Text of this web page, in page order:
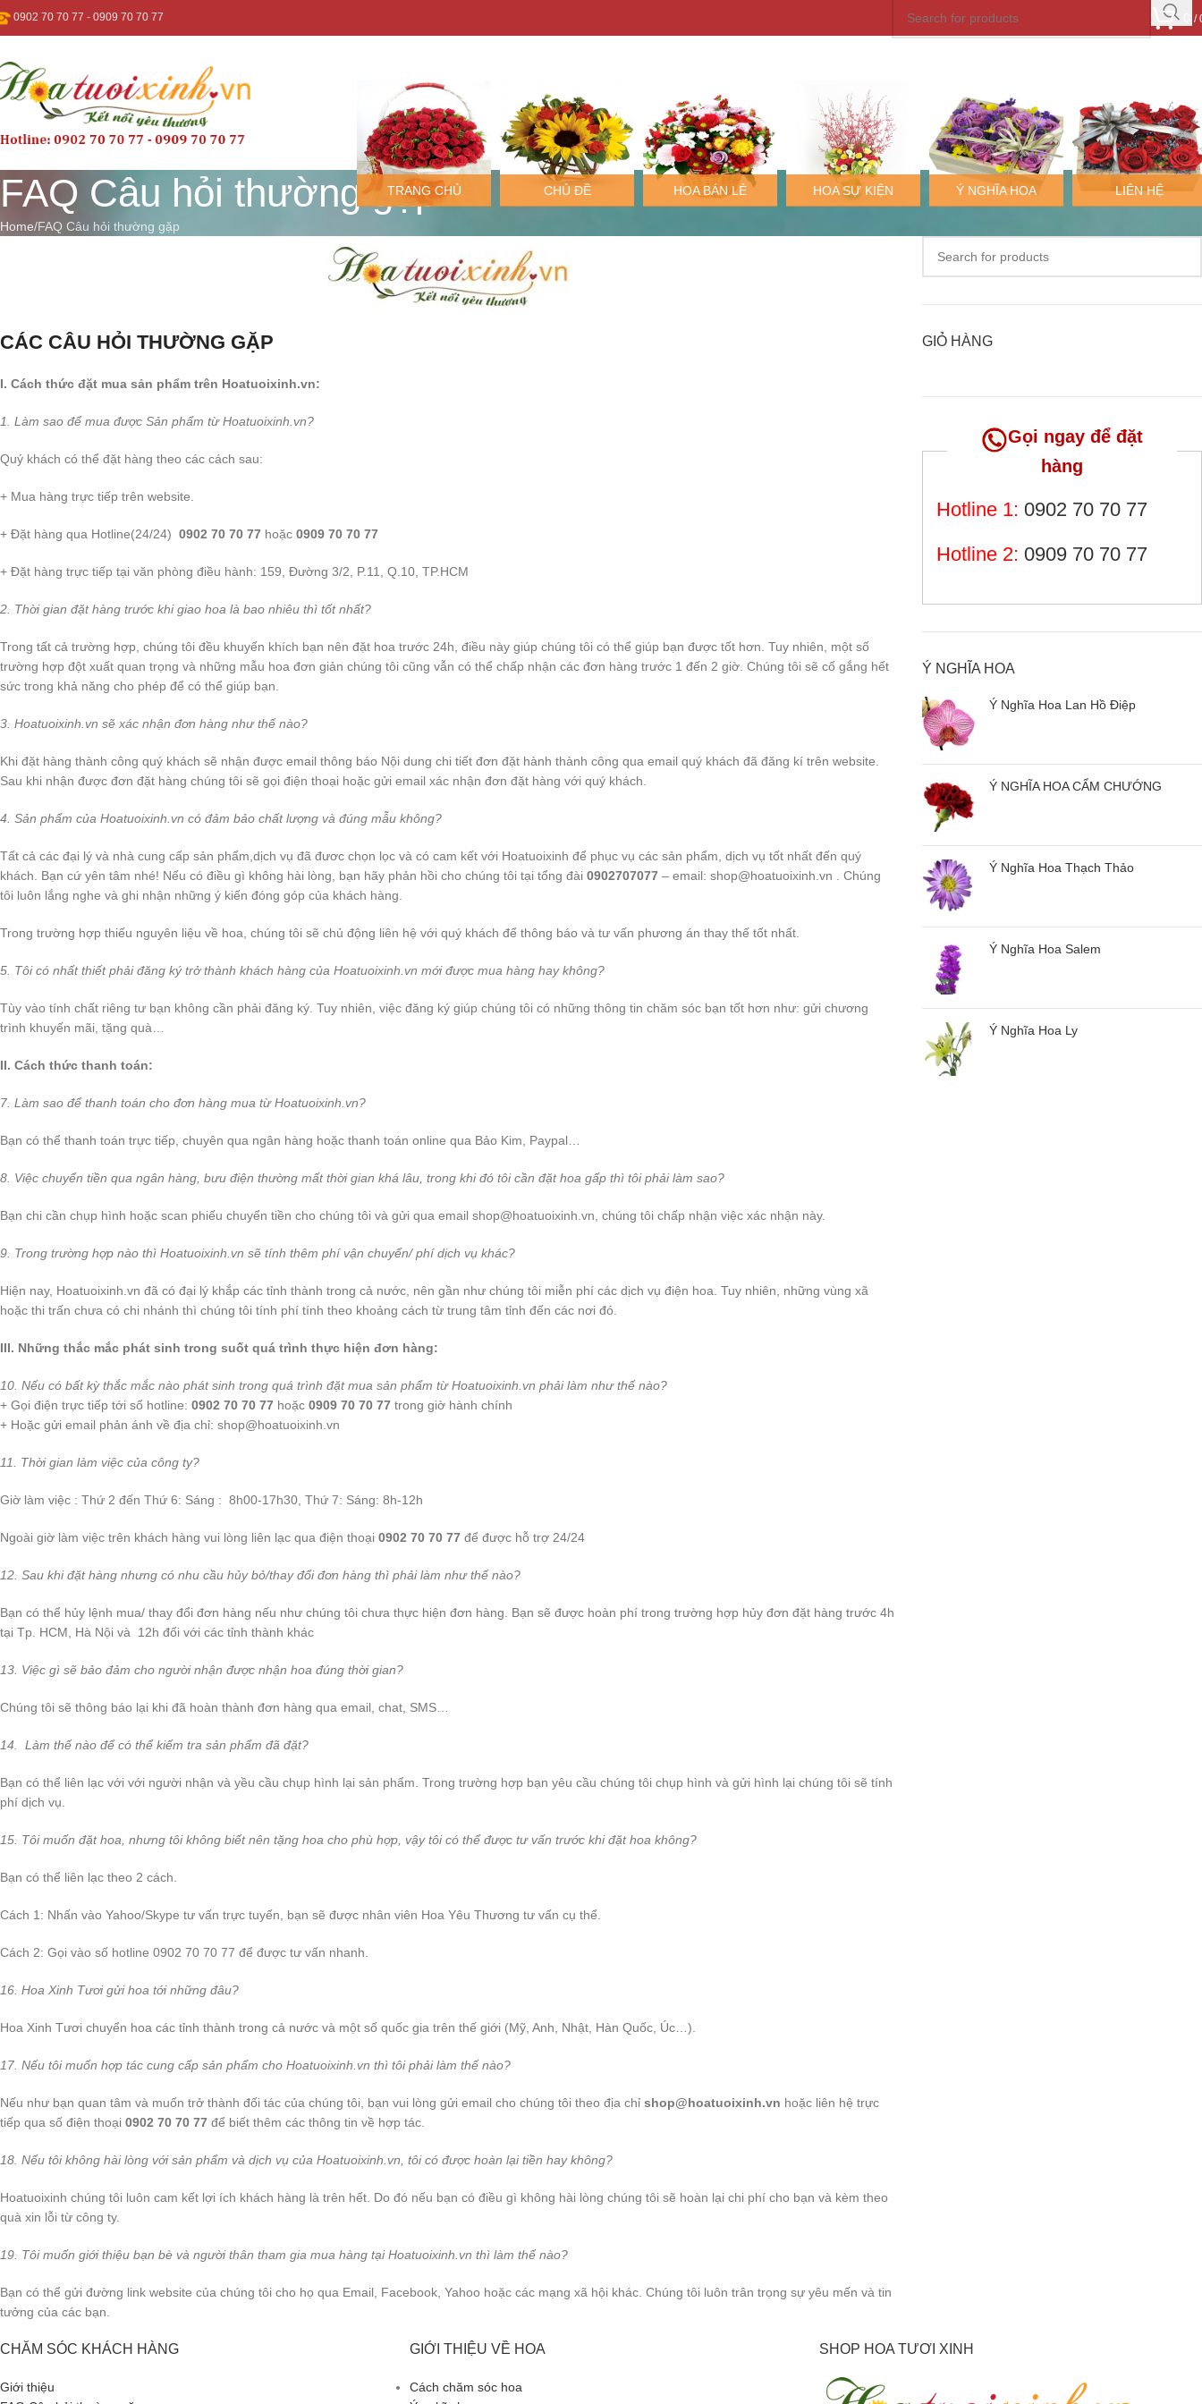
0902 70 70 77 - 0909 70 70 77 /
TRANG CHỦ CHỦ ĐỀ HOA BÁN LẺ HOA SỰ KIỆN Ý NGHĨA HOA LIÊN HỆ
FAQ Câu hỏi thường gặp
Home FAQ Câu hỏi thường gặp
CÁC CÂU HỎI THƯỜNG GẶP
I. Cách thức đặt mua sản phẩm trên Hoatuoixinh.vn:
1. Làm sao để mua được Sản phẩm từ Hoatuoixinh.vn?
Quý khách có thể đặt hàng theo các cách sau:
+ Mua hàng trực tiếp trên website.
+ Đặt hàng qua Hotline(24/24) 0902 70 70 77 hoặc 0909 70 70 77
+ Đặt hàng trực tiếp tại văn phòng điều hành: 159, Đường 3/2, P.11, Q.10, TP.HCM
2. Thời gian đặt hàng trước khi giao hoa là bao nhiêu thì tốt nhất?
Trong tất cả trường hợp, chúng tôi đều khuyến khích bạn nên đặt hoa trước 24h, điều này giúp chúng tôi có thể giúp bạn được tốt hơn. Tuy nhiên, một số
trường hợp đột xuất quan trọng và những mẫu hoa đơn giản chúng tôi cũng vẫn có thể chấp nhận các đơn hàng trước 1 đến 2 giờ. Chúng tôi sẽ cố gắng hết
sức trong khả năng cho phép để có thể giúp bạn.
3. Hoatuoixinh.vn sẽ xác nhận đơn hàng như thế nào?
Khi đặt hàng thành công quý khách sẽ nhận được email thông báo Nội dung chi tiết đơn đặt hành thành công qua email quý khách đã đăng kí trên website.
Sau khi nhận được đơn đặt hàng chúng tôi sẽ gọi điện thoại hoặc gửi email xác nhận đơn đặt hàng với quý khách.
4. Sản phẩm của Hoatuoixinh.vn có đảm bảo chất lượng và đúng mẫu không?
Tất cả các đại lý và nhà cung cấp sản phẩm,dịch vụ đã đươc chọn lọc và có cam kết với Hoatuoixinh để phục vụ các sản phẩm, dịch vụ tốt nhất đến quý
khách. Bạn cứ yên tâm nhé! Nếu có điều gì không hài lòng, bạn hãy phản hồi cho chúng tôi tại tổng đài 0902707077 – email: shop@hoatuoixinh.vn . Chúng
tôi luôn lắng nghe và ghi nhận những ý kiến đóng góp của khách hàng.
Trong trường hợp thiếu nguyên liệu về hoa, chúng tôi sẽ chủ động liên hệ với quý khách để thông báo và tư vấn phương án thay thế tốt nhất.
5. Tôi có nhất thiết phải đăng ký trở thành khách hàng của Hoatuoixinh.vn mới được mua hàng hay không?
Tùy vào tính chất riêng tư bạn không cần phải đăng ký. Tuy nhiên, việc đăng ký giúp chúng tôi có những thông tin chăm sóc bạn tốt hơn như: gửi chương
trình khuyến mãi, tặng quà…
II. Cách thức thanh toán:
7. Làm sao để thanh toán cho đơn hàng mua từ Hoatuoixinh.vn?
Bạn có thể thanh toán trực tiếp, chuyên qua ngân hàng hoặc thanh toán online qua Bảo Kim, Paypal…
8. Việc chuyển tiền qua ngân hàng, bưu điện thường mất thời gian khá lâu, trong khi đó tôi cần đặt hoa gấp thì tôi phải làm sao?
Bạn chi cần chụp hình hoặc scan phiếu chuyển tiền cho chúng tôi và gửi qua email shop@hoatuoixinh.vn, chúng tôi chấp nhận việc xác nhận này.
9. Trong trường hợp nào thì Hoatuoixinh.vn sẽ tính thêm phí vận chuyển/ phí dịch vụ khác?
Hiện nay, Hoatuoixinh.vn đã có đại lý khắp các tỉnh thành trong cả nước, nên gần như chúng tôi miễn phí các dịch vụ điện hoa. Tuy nhiên, những vùng xã
hoặc thi trấn chưa có chi nhánh thì chúng tôi tính phí tính theo khoảng cách từ trung tâm tỉnh đến các nơi đó.
III. Những thắc mắc phát sinh trong suốt quá trình thực hiện đơn hàng:
10. Nếu có bất kỳ thắc mắc nào phát sinh trong quá trình đặt mua sản phẩm từ Hoatuoixinh.vn phải làm như thế nào?
+ Gọi điện trực tiếp tới số hotline: 0902 70 70 77 hoặc 0909 70 70 77 trong giờ hành chính
+ Hoặc gửi email phản ánh về địa chỉ: shop@hoatuoixinh.vn
11. Thời gian làm việc của công ty?
Giờ làm việc : Thứ 2 đến Thứ 6: Sáng : 8h00-17h30, Thứ 7: Sáng: 8h-12h
Ngoài giờ làm việc trên khách hàng vui lòng liên lạc qua điện thoại 0902 70 70 77 để được hỗ trợ 24/24
12. Sau khi đặt hàng nhưng có nhu cầu hủy bỏ/thay đổi đơn hàng thì phải làm như thế nào?
Bạn có thể hủy lệnh mua/ thay đổi đơn hàng nếu như chúng tôi chưa thực hiện đơn hàng. Bạn sẽ được hoàn phí trong trường hợp hủy đơn đặt hàng trước 4h
tại Tp. HCM, Hà Nội và 12h đối với các tỉnh thành khác
13. Việc gì sẽ bảo đảm cho người nhận được nhận hoa đúng thời gian?
Chúng tôi sẽ thông báo lại khi đã hoàn thành đơn hàng qua email, chat, SMS…
14. Làm thế nào để có thể kiếm tra sản phẩm đã đặt?
Bạn có thể liên lạc với với người nhận và yều cầu chụp hình lại sản phẩm. Trong trường hợp bạn yêu cầu chúng tôi chụp hình và gửi hình lại chúng tôi sẽ tính
phí dịch vụ.
15. Tôi muốn đặt hoa, nhưng tôi không biết nên tặng hoa cho phù hợp, vậy tôi có thể được tư vấn trước khi đặt hoa không?
Bạn có thể liên lạc theo 2 cách.
Cách 1: Nhấn vào Yahoo/Skype tư vấn trực tuyến, bạn sẽ được nhân viên Hoa Yêu Thương tư vấn cụ thể.
Cách 2: Gọi vào số hotline 0902 70 70 77 để được tư vấn nhanh.
16. Hoa Xinh Tươi gửi hoa tới những đâu?
Hoa Xinh Tươi chuyển hoa các tỉnh thành trong cả nước và một số quốc gia trên thế giới (Mỹ, Anh, Nhật, Hàn Quốc, Úc…).
17. Nếu tôi muốn hợp tác cung cấp sản phẩm cho Hoatuoixinh.vn thì tôi phải làm thế nào?
Nếu như bạn quan tâm và muốn trở thành đối tác của chúng tôi, bạn vui lòng gửi email cho chúng tôi theo địa chỉ shop@hoatuoixinh.vn hoặc liên hệ trực
tiếp qua số điện thoại 0902 70 70 77 để biết thêm các thông tin về hợp tác.
18. Nếu tôi không hài lòng với sản phẩm và dịch vụ của Hoatuoixinh.vn, tôi có được hoàn lại tiền hay không?
Hoatuoixinh chúng tôi luôn cam kết lợi ích khách hàng là trên hết. Do đó nếu bạn có điều gì không hài lòng chúng tôi sẽ hoàn lại chi phí cho bạn và kèm theo
quà xin lỗi từ công ty.
19. Tôi muốn giới thiệu bạn bè và người thân tham gia mua hàng tại Hoatuoixinh.vn thì làm thế nào?
Bạn có thể gửi đường link website của chúng tôi cho họ qua Email, Facebook, Yahoo hoặc các mạng xã hội khác. Chúng tôi luôn trân trọng sự yêu mến và tin
tưởng của các bạn.
GIỎ HÀNG
Gọi ngay để đặt
hàng
Hotline 1: 0902 70 70 77
Hotline 2: 0909 70 70 77
Ý NGHĨA HOA
Ý Nghĩa Hoa Lan Hồ Điệp
Ý NGHĨA HOA CẨM CHƯỚNG
Ý Nghĩa Hoa Thạch Thảo
Ý Nghĩa Hoa Salem
Ý Nghĩa Hoa Ly
CHĂM SÓC KHÁCH HÀNG
Giới thiệu
GIỚI THIỆU VỀ HOA
Cách chăm sóc hoa
SHOP HOA TƯƠI XINH